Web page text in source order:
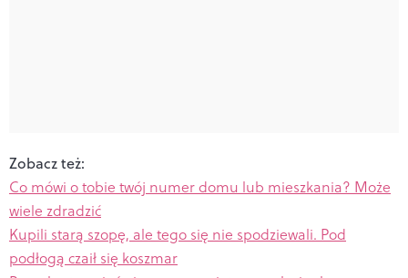
Zobacz też:
Co mówi o tobie twój numer domu lub mieszkania? Może
wiele zdradzić
Kupili starą szopę, ale tego się nie spodziewali. Pod
podłogą czaił się koszmar